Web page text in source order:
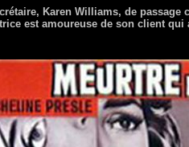
Karen Williams, de
est amoureuse de son client qui